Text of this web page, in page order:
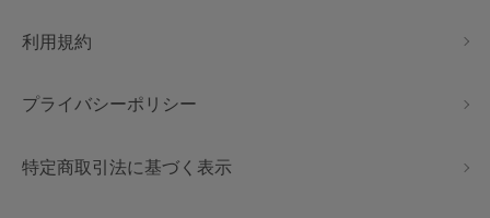
利用規約
プライバシーポリシー
特定商取引法に基づく表示